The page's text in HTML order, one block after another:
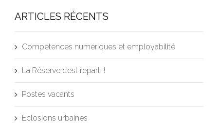
ARTICLES RÉCENTS
Compétences numériques et employabilité
La Réserve c’est reparti !
Postes vacants
Eclosions urbaines